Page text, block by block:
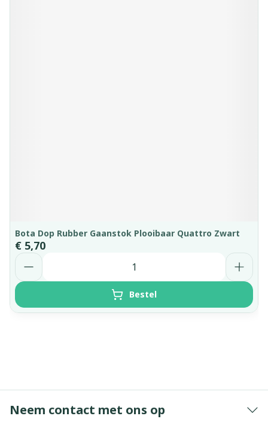
Bota Dop Rubber Gaanstok Plooibaar Quattro Zwart
€ 5,70
Aantal
Bestel
Neem contact met ons op